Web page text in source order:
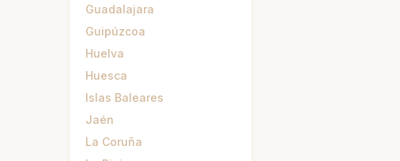
Guadalajara
Guipúzcoa
Huelva
Huesca
Islas Baleares
Jaén
La Coruña